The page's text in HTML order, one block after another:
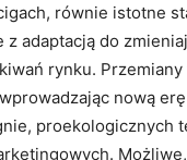
równie istotne
z adaptacją do
rynku. Przemiany
nową
proekologicznych